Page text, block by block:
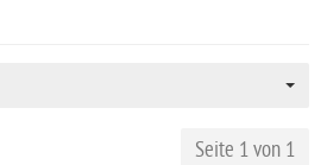
Seite 1 von 1